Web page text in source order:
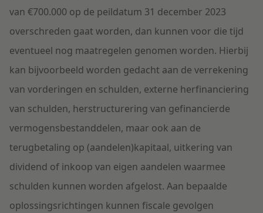
van €700.000 op de peildatum 31 december 2023
overschreden gaat worden, dan kunnen voor die tijd
eventueel nog maatregelen genomen worden. Hierbij
kan bijvoorbeeld worden gedacht aan de verrekening
van vorderingen en schulden, externe herfinanciering
van schulden, herstructurering van gefinancierde
vermogensbestanddelen, maar ook aan de
terugbetaling op (aandelen)kapitaal, uitkering van
dividend of inkoop van eigen aandelen waarmee
schulden kunnen worden afgelost. Aan bepaalde
oplossingsrichtingen kunnen fiscale gevolgen